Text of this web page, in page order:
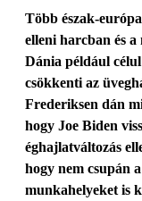
Több észak-
elleni harcban és
Dánia például
csökkenti az
Frederiksen dán
hogy Joe Biden
éghajlatváltozás
hogy nem csupán
munkahelyeket is